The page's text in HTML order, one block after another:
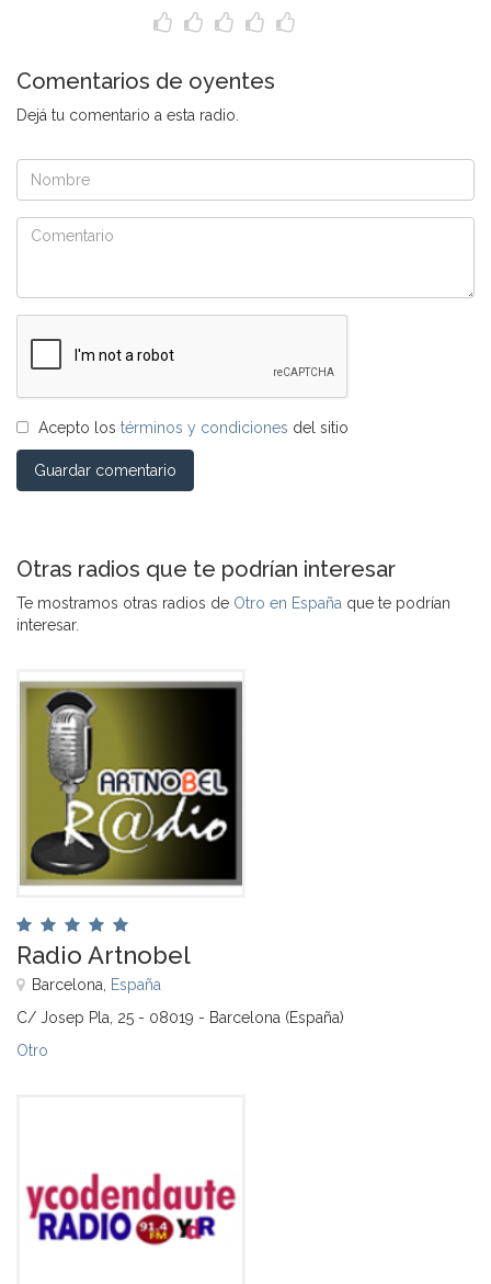
Comentarios de oyentes
Dejá tu comentario a esta radio.
Acepto los términos y condiciones del sitio
Guardar comentario
Otras radios que te podrían interesar
Te mostramos otras radios de Otro en España que te podrían
interesar.
Radio Artnobel
Barcelona, España
C/ Josep Pla, 25 - 08019 - Barcelona (España)
Otro